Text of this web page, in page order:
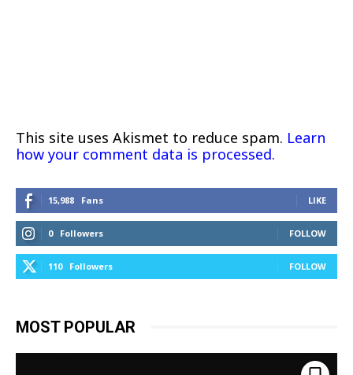
This site uses Akismet to reduce spam. Learn
how your comment data is processed.
15,988 Fans LIKE
0 Followers FOLLOW
110 Followers FOLLOW
MOST POPULAR